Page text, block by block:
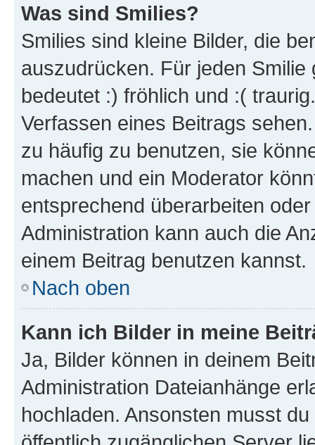
Was sind Smilies?
Smilies sind kleine Bilder, die
auszudrücken. Für jeden
bedeutet :) fröhlich und :(
Verfassen eines Beitrags
zu häufig zu benutzen, sie
machen und ein Moderator
entsprechend überarbeiten
Administration kann auch die
einem Beitrag benutzen kannst.
Nach oben
Kann ich Bilder in meine
Ja, Bilder können in deinem
Administration Dateianhänge
hochladen. Ansonsten musst